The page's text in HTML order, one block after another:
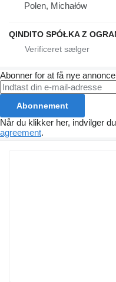
Polen, Michałów
Abonner for at få nye
Abonnement
Når du klikker her, indvilger
agreement.